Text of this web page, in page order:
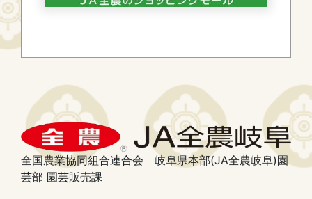
全国農業協同組合連合会 岐阜県本部(JA全農岐阜)園
芸部 園芸販売課